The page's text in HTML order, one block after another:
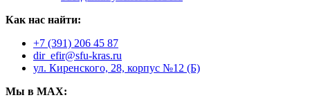
Как нас найти:
+7 (391) 206 45 87
dir_efir@sfu-kras.ru
ул. Киренского, 28, корпус №12 (Б)
Мы в MAX: